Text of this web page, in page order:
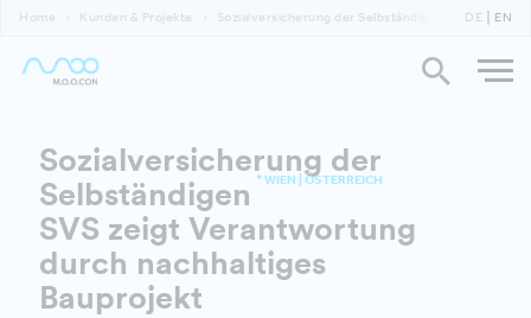
Home Kunden & Projekte Sozialversicherung der Selbständigen SVS zeigt
DE EN
Sozialversicherung der
Selbständigen * WIEN | ÖSTERREICH
SVS zeigt Verantwortung
durch nachhaltiges
Bauprojekt